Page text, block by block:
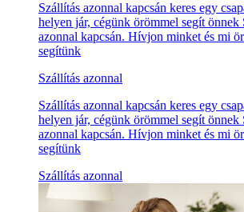
Szállítás azonnal kapcsán keres egy
helyen jár, cégünk örömmel segít önnek
azonnal kapcsán. Hívjon minket és mi
segítünk
Szállítás azonnal
Szállítás azonnal kapcsán keres egy
helyen jár, cégünk örömmel segít önnek
azonnal kapcsán. Hívjon minket és mi
segítünk
Szállítás azonnal